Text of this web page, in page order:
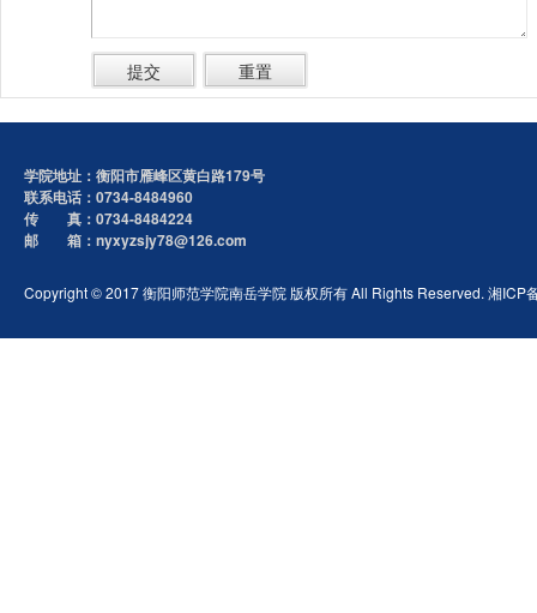
学院地址：衡阳市雁峰区黄白路179号
联系电话：0734-8484960
传 真：0734-8484224
邮 箱：nyxyzsjy78@126.com
Copyright © 2017 衡阳师范学院南岳学院 版权所有 All Rights Reserved. 湘ICP